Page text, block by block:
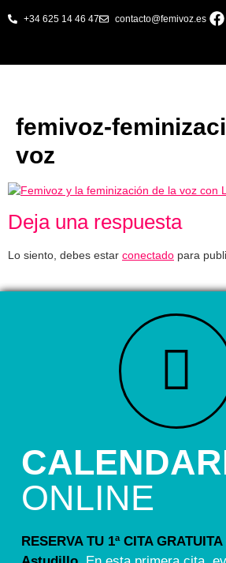
+34 625 14 46 47 contacto@femivoz.es
femivoz-
voz
Deja una respuesta
Lo siento, debes estar conectado para
ONLINE
RESERVA TU 1ª CITA